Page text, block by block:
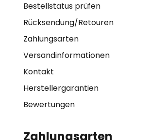
Bestellstatus prüfen
Rücksendung/Retouren
Zahlungsarten
Versandinformationen
Kontakt
Herstellergarantien
Bewertungen
Zahlungsarten